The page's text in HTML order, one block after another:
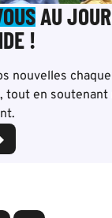
AU
!
nouvelles
tout en soutenant